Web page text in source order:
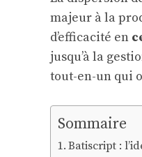
majeur à la
d’efficacité en
jusqu’à la
tout-en-un qui
Sommaire
Batiscript :